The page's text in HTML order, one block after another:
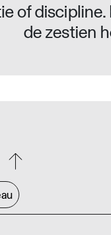
of discipline.
de zestien